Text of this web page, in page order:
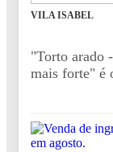
VILA ISABEL
"Torto arado
mais forte" é